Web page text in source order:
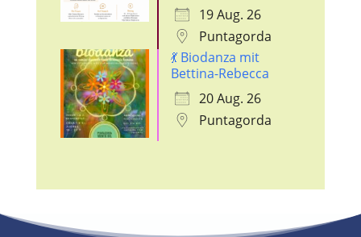
19 Aug. 26
Puntagorda
💃 Biodanza mit
Bettina-Rebecca
20 Aug. 26
Puntagorda